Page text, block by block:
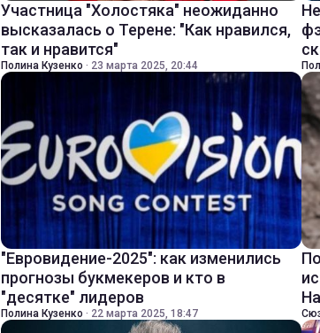
Участница "Холостяка" неожиданно
высказалась о Терене: "Как нравился,
так и нравится"
Полина Кузенко · 23 марта 2025, 20:44
"Евровидение-2025": как изменились
прогнозы букмекеров и кто в
"десятке" лидеров
Полина Кузенко · 22 марта 2025, 18:47